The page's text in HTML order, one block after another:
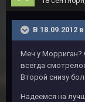
В 18.09.2012
Меч у Морриган?
всегда
Второй снизу
Надеемся на